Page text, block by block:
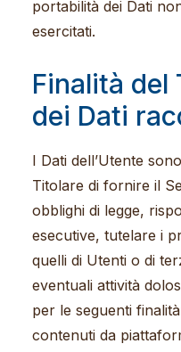
portabilità dei Dati
esercitati.
Finalità del
dei Dati
I Dati dell’Utente
Titolare di fornire il
obblighi di legge,
esecutive, tutelare i
quelli di Utenti o di
eventuali attività
per le seguenti
contenuti da